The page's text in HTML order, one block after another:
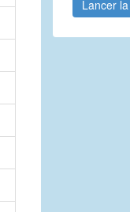
Lancer